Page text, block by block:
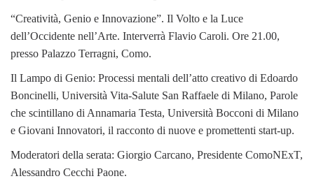
“Creatività, Genio e Innovazione”. Il Volto e la Luce
dell’Occidente nell’Arte. Interverrà Flavio Caroli. Ore 21.00,
presso Palazzo Terragni, Como.
Il Lampo di Genio: Processi mentali dell’atto creativo di Edoardo
Boncinelli, Università Vita-Salute San Raffaele di Milano, Parole
che scintillano di Annamaria Testa, Università Bocconi di Milano
e Giovani Innovatori, il racconto di nuove e promettenti start-up.
Moderatori della serata: Giorgio Carcano, Presidente ComoNExT,
Alessandro Cecchi Paone.